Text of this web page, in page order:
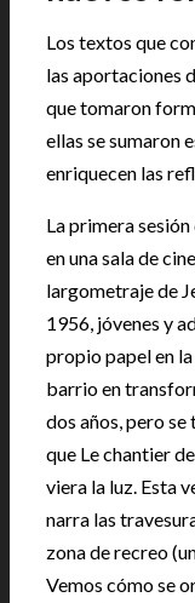
Los textos que
las aportaciones
que tomaron
ellas se sumaron
enriquecen las
La primera
en una sala de
largometraje de
1956, jóvenes y
propio papel en
barrio en
dos años, pero
que Le chantier
viera la luz. Esta
narra las
zona de recreo
Vemos cómo se